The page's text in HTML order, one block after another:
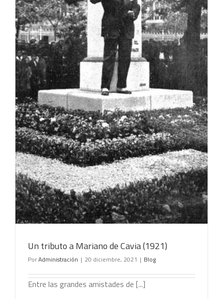
Un tributo a Mariano de Cavia (1921)
PorAdministración | 20 diciembre, 2021 | Blog
Entre las grandes amistades de [...]